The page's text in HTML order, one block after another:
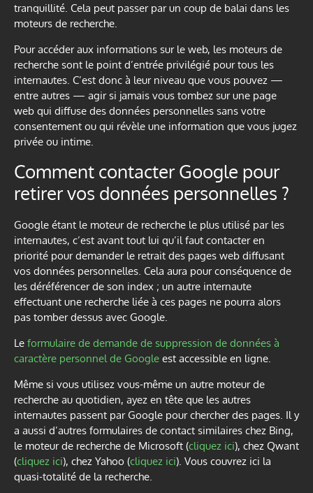
tranquillité. Cela peut passer par un coup de balai dans les
moteurs de recherche.
Pour accéder aux informations sur le web, les moteurs de
recherche sont le point d’entrée privilégié pour tous les
internautes. C’est donc à leur niveau que vous pouvez —
entre autres — agir si jamais vous tombez sur une page
web qui diffuse des données personnelles sans votre
consentement ou qui révèle une information que vous jugez
privée ou intime.
Comment contacter Google pour
retirer vos données personnelles ?
Google étant le moteur de recherche le plus utilisé par les
internautes, c’est avant tout lui qu’il faut contacter en
priorité pour demander le retrait des pages web diffusant
vos données personnelles. Cela aura pour conséquence de
les déréférencer de son index ; un autre internaute
effectuant une recherche liée à ces pages ne pourra alors
pas tomber dessus avec Google.
Le formulaire de demande de suppression de données à
caractère personnel de Google est accessible en ligne.
Même si vous utilisez vous-même un autre moteur de
recherche au quotidien, ayez en tête que les autres
internautes passent par Google pour chercher des pages. Il y
a aussi d’autres formulaires de contact similaires chez Bing,
le moteur de recherche de Microsoft (cliquez ici), chez Qwant
(cliquez ici), chez Yahoo (cliquez ici). Vous couvrez ici la
quasi-totalité de la recherche.